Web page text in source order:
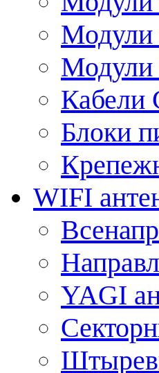
Модули
Модули
Кабели
Блоки
WIFI
YAGI